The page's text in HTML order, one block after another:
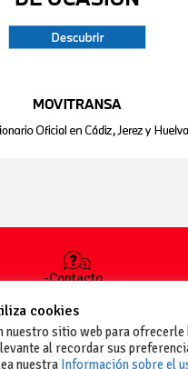
-Contacto
publicar un
anuncio
-Vende+
cookies
nuestro sitio web para ofrecerle
al recordar sus
nuestra Información sobre el